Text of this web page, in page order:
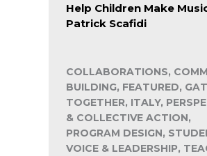
Help Children Make
Patrick Scafidi
COLLABORATIONS,
BUILDING, FEATURED,
TOGETHER, ITALY,
& COLLECTIVE ACTION,
PROGRAM DESIGN,
VOICE & LEADERSHIP,